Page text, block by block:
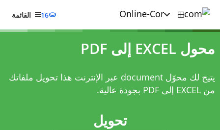
16 القائمة
محول EXCEL إلى PDF
يتيح لك محوّل document عبر الإنترنت هذا تحويل ملفاتك
من EXCEL إلى PDF بجودة عالية.
تحويل